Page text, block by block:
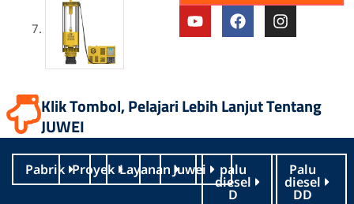
Y
o
u
e
I
n
d
s
a
I
n
s
r
m
Klik Tombol, Pelajari Lebih Lanjut Tentang
JUWEI
Pabrik Proyek Layanan Juwei palu
diesel
D
Palu
diesel
DD